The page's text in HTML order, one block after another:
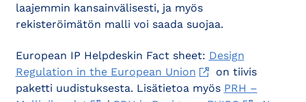
laajemmin kansainvälisesti, ja myös
rekisteröimätön malli voi saada suojaa.
European IP Helpdeskin Fact sheet: Design
Regulation in the European Union
on tiivis
paketti uudistuksesta. Lisätietoa myös PRH –